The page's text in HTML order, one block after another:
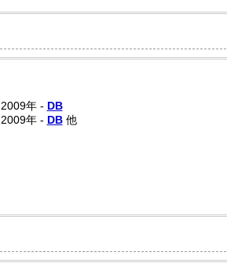
年 - DB
年 - DB他